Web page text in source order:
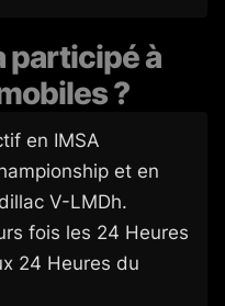
participé à
?
en IMSA
et en
V-LMDh.
fois les 24 Heures
24 Heures du